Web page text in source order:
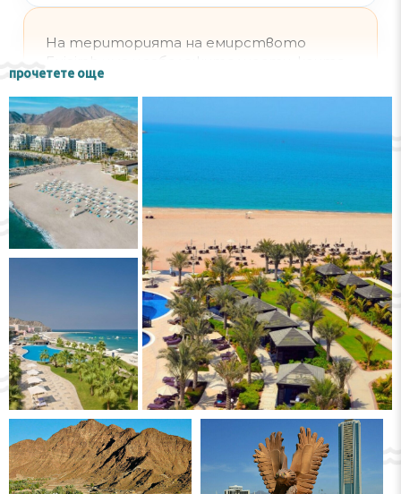
На територията на емирството
приятно ще ви откъснат от плажната
почивка. Например, стари крепости,
като най-интересните са Fujairah, Wadi
Dafta, El Heil.
Препоръчваме да посетите джамията
Al Badia, която е на повече от пет века.
Също така, във Fujairah ви очакват
археологическият музей, Satul de
patrimoniu, където можете да научите
за начина на живот на арабите отпреди
триста години: ще има не само разкази,
но и реални представления с танци и
Местно развлечение, напълно
неочаквано за вас – борбата на бикове.
Не е подобна на испанската корида, не.
Тук няма да видите кръв, не се
притеснявайте. Ако искате да гледате
това зрелище, трябва да знаете, че се
прочетете още